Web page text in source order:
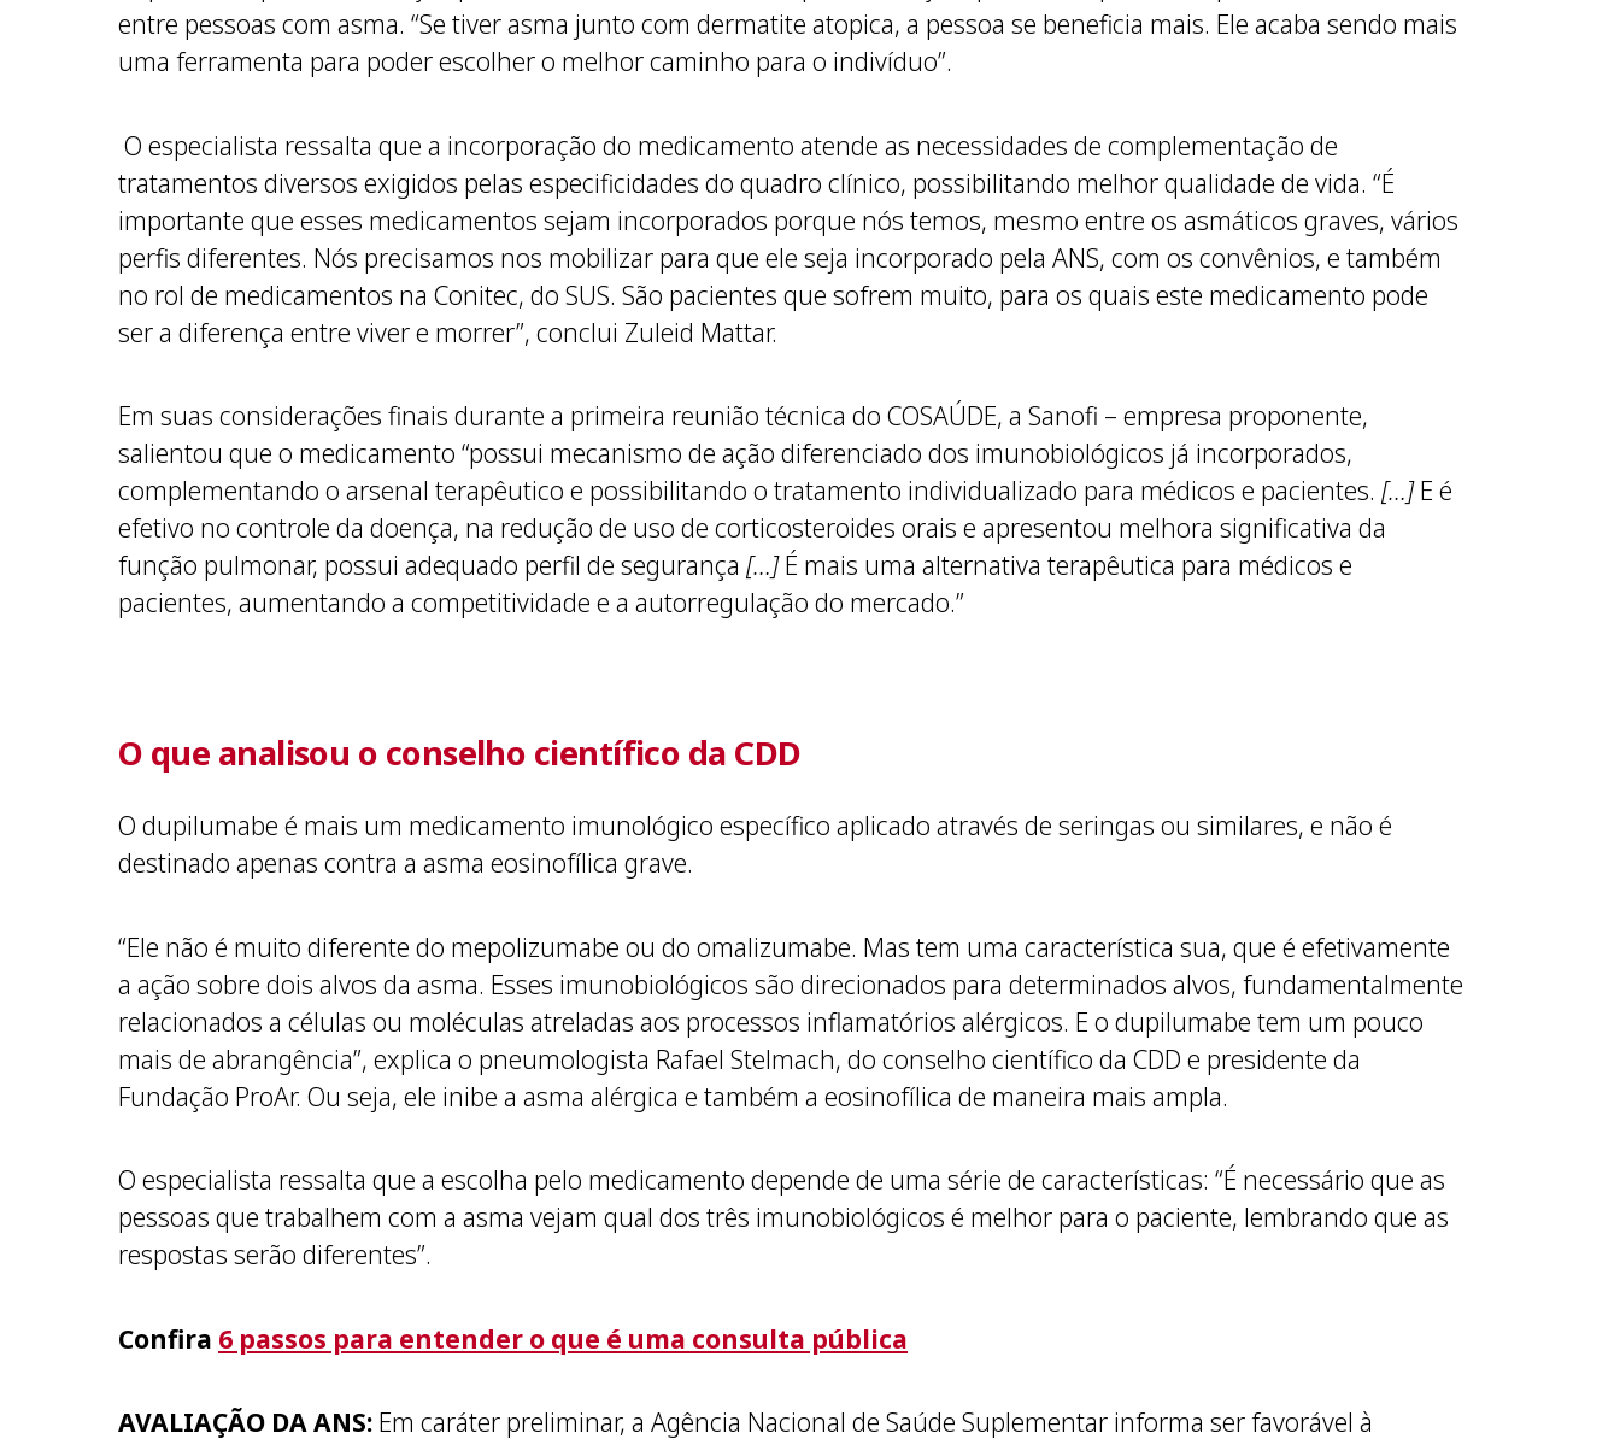
entre pessoas com asma. “Se tiver asma junto com dermatite atopica, a pessoa se beneficia mais. Ele acaba sendo mais
uma ferramenta para poder escolher o melhor caminho para o indivíduo”.
O especialista ressalta que a incorporação do medicamento atende as necessidades de complementação de
tratamentos diversos exigidos pelas especificidades do quadro clínico, possibilitando melhor qualidade de vida. “É
importante que esses medicamentos sejam incorporados porque nós temos, mesmo entre os asmáticos graves, vários
perfis diferentes. Nós precisamos nos mobilizar para que ele seja incorporado pela ANS, com os convênios, e também
no rol de medicamentos na Conitec, do SUS. São pacientes que sofrem muito, para os quais este medicamento pode
ser a diferença entre viver e morrer”, conclui Zuleid Mattar.
Em suas considerações finais durante a primeira reunião técnica do COSAÚDE, a Sanofi – empresa proponente,
salientou que o medicamento “possui mecanismo de ação diferenciado dos imunobiológicos já incorporados,
complementando o arsenal terapêutico e possibilitando o tratamento individualizado para médicos e pacientes.[…]E é
efetivo no controle da doença, na redução de uso de corticosteroides orais e apresentou melhora significativa da
função pulmonar, possui adequado perfil de segurança[…]É mais uma alternativa terapêutica para médicos e
pacientes, aumentando a competitividade e a autorregulação do mercado.”
O que analisou o conselho científico da CDD
O dupilumabe é mais um medicamento imunológico específico aplicado através de seringas ou similares, e não é
destinado apenas contra a asma eosinofílica grave.
“Ele não é muito diferente do mepolizumabe ou do omalizumabe. Mas tem uma característica sua, que é efetivamente
a ação sobre dois alvos da asma. Esses imunobiológicos são direcionados para determinados alvos, fundamentalmente
relacionados a células ou moléculas atreladas aos processos inflamatórios alérgicos. E o dupilumabe tem um pouco
mais de abrangência”, explica o pneumologista Rafael Stelmach, do conselho científico da CDD e presidente da
Fundação ProAr. Ou seja, ele inibe a asma alérgica e também a eosinofílica de maneira mais ampla.
O especialista ressalta que a escolha pelo medicamento depende de uma série de características: “É necessário que as
pessoas que trabalhem com a asma vejam qual dos três imunobiológicos é melhor para o paciente, lembrando que as
respostas serão diferentes”.
Confira 6 passos para entender o que é uma consulta pública
AVALIAÇÃO DA ANS: Em caráter preliminar, a Agência Nacional de Saúde Suplementar informa ser favorável à